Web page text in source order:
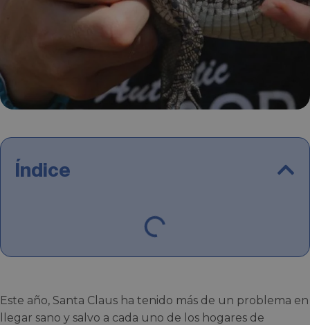
Índice
Este año, Santa Claus ha tenido más de un problema en
llegar sano y salvo a cada uno de los hogares de